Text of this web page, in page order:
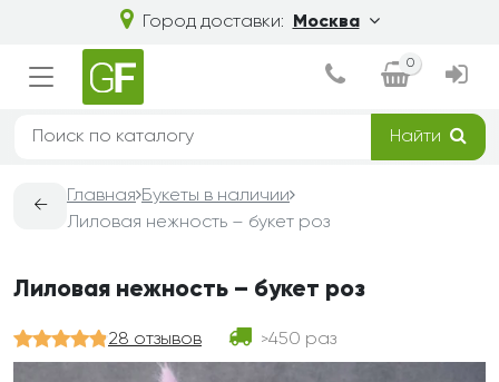
Город доставки: Москва
0
Найти
←
Главная Букеты в наличии
Лиловая нежность – букет роз
Лиловая нежность – букет роз
28 отзывов >450 раз